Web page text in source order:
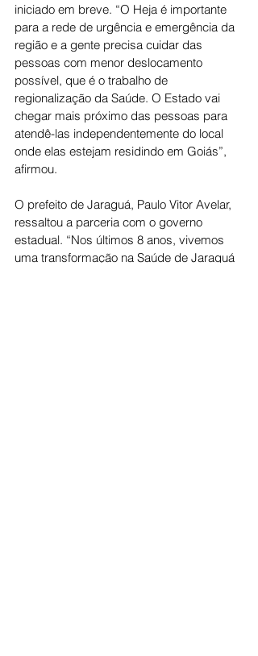
iniciado em breve. “O Heja é importante
para a rede de urgência e emergência da
região e a gente precisa cuidar das
pessoas com menor deslocamento
possível, que é o trabalho de
regionalização da Saúde. O Estado vai
chegar mais próximo das pessoas para
atendê-las independentemente do local
onde elas estejam residindo em Goiás”,
afirmou.
O prefeito de Jaraguá, Paulo Vitor Avelar,
ressaltou a parceria com o governo
estadual. “Nos últimos 8 anos, vivemos
uma transformação na Saúde de Jaraguá